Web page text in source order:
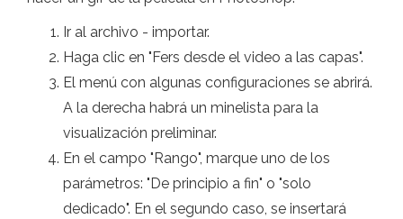
Ir al archivo - importar.
Haga clic en "Fers desde el video a las capas".
El menú con algunas configuraciones se abrirá.
A la derecha habrá un minelista para la
visualización preliminar.
En el campo "Rango", marque uno de los
parámetros: "De principio a fin" o "solo
dedicado". En el segundo caso, se insertará